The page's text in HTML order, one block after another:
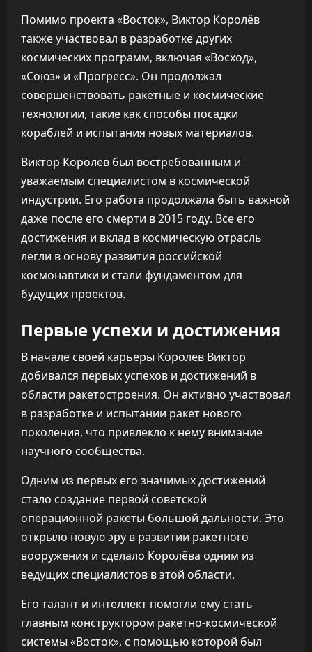
Помимо проекта «Восток», Виктор Королёв
также участвовал в разработке других
космических программ, включая «Восход»,
«Союз» и «Прогресс». Он продолжал
совершенствовать ракетные и космические
технологии, такие как способы посадки
кораблей и испытания новых материалов.
Виктор Королёв был востребованным и
уважаемым специалистом в космической
индустрии. Его работа продолжала быть важной
даже после его смерти в 2015 году. Все его
достижения и вклад в космическую отрасль
легли в основу развития российской
космонавтики и стали фундаментом для
будущих проектов.
Первые успехи и достижения
В начале своей карьеры Королёв Виктор
добивался первых успехов и достижений в
области ракетостроения. Он активно участвовал
в разработке и испытании ракет нового
поколения, что привлекло к нему внимание
научного сообщества.
Одним из первых его значимых достижений
стало создание первой советской
операционной ракеты большой дальности. Это
открыло новую эру в развитии ракетного
вооружения и сделало Королёва одним из
ведущих специалистов в этой области.
Его талант и интеллект помогли ему стать
главным конструктором ракетно-космической
системы «Восток», с помощью которой был